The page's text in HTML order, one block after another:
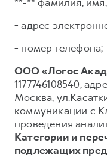
- адрес
- номер телефона;
ООО «Логос
1177746108540,
Москва,
коммуникации с
проведения
Категории и
подлежащих